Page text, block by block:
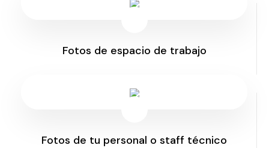
Fotos de espacio de trabajo
Fotos de tu personal o staff técnico